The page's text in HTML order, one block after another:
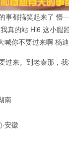
事都搞笑起来了 懵
真的站 Hi6 这小腿
喊你不要过来啊 杨
过来。到老秦那，
南
安徽